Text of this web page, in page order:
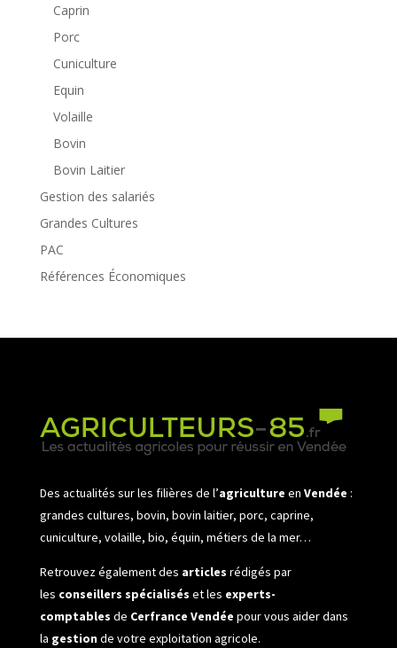
Caprin
Porc
Cuniculture
Equin
Volaille
Bovin
Bovin Laitier
Gestion des salariés
Grandes Cultures
PAC
Références Économiques
Des actualités sur les filières de l’agriculture en Vendée :
grandes cultures, bovin, bovin laitier, porc, caprine,
cuniculture, volaille, bio, équin, métiers de la mer…
Retrouvez également des articles rédigés par
les conseillers spécialisés et les experts-
comptables de Cerfrance Vendée pour vous aider dans
la gestionde votre exploitation agricole.